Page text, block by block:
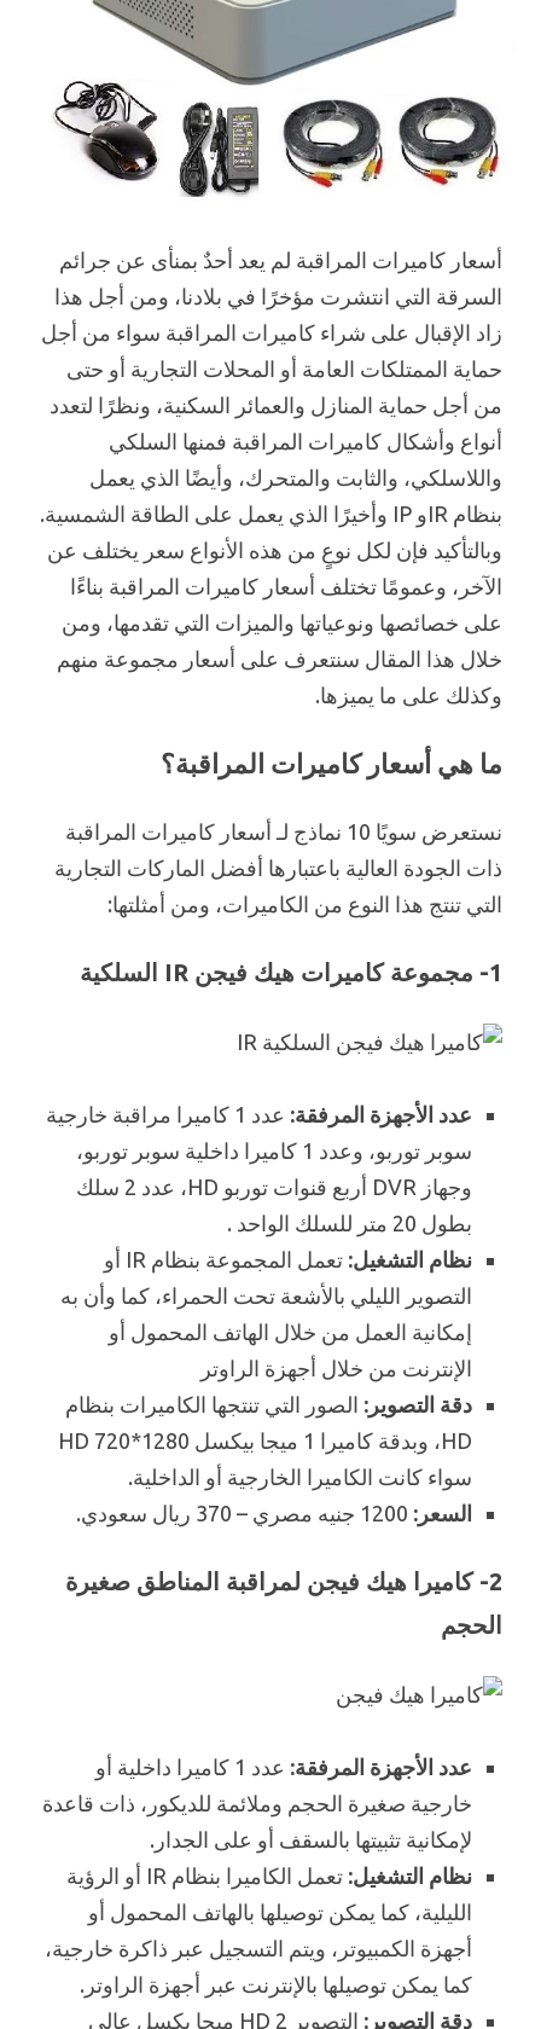
أسعار كاميرات المراقبة لم يعد أحدٌ بمنأى عن جرائم
السرقة التي انتشرت مؤخرًا في بلادنا، ومن أجل هذا
زاد الإقبال على شراء كاميرات المراقبة سواء من أجل
حماية الممتلكات العامة أو المحلات التجارية أو حتى
من أجل حماية المنازل والعمائر السكنية، ونظرًا لتعدد
أنواع وأشكال كاميرات المراقبة فمنها السلكي
واللاسلكي، والثابت والمتحرك، وأيضًا الذي يعمل
بنظام IRو IP وأخيرًا الذي يعمل على الطاقة الشمسية.
وبالتأكيد فإن لكل نوعٍ من هذه الأنواع سعر يختلف عن
الآخر، وعمومًا تختلف أسعار كاميرات المراقبة بناءًا
على خصائصها ونوعياتها والميزات التي تقدمها، ومن
خلال هذا المقال سنتعرف على أسعار مجموعة منهم
وكذلك على ما يميزها.
ما هي أسعار كاميرات المراقبة؟
نستعرض سويًا 10 نماذج لـ أسعار كاميرات المراقبة
ذات الجودة العالية باعتبارها أفضل الماركات التجارية
التي تنتج هذا النوع من الكاميرات، ومن أمثلتها:
1- مجموعة كاميرات هيك فيجن IR السلكية
عدد الأجهزة المرفقة:
عدد 1 كاميرا مراقبة خارجية
سوبر توربو، وعدد 1 كاميرا داخلية سوبر توربو،
وجهاز DVR أربع قنوات توربو HD، عدد 2 سلك
بطول 20 متر للسلك الواحد .
نظام التشغيل:
تعمل المجموعة بنظام IR أو
التصوير الليلي بالأشعة تحت الحمراء، كما وأن به
إمكانية العمل من خلال الهاتف المحمول أو
الإنترنت من خلال أجهزة الراوتر
دقة التصوير: الصور التي تنتجها الكاميرات بنظام
HD، وبدقة كاميرا 1 ميجا بيكسل 1280*720 HD
سواء كانت الكاميرا الخارجية أو الداخلية.
السعر: 1200 جنيه مصري – 370 ريال سعودي.
2- كاميرا هيك فيجن لمراقبة المناطق صغيرة
الحجم
عدد الأجهزة المرفقة:
عدد 1 كاميرا داخلية أو
خارجية صغيرة الحجم وملائمة للديكور، ذات قاعدة
لإمكانية تثبيتها بالسقف أو على الجدار.
نظام التشغيل:
تعمل الكاميرا بنظام IR أو الرؤية
الليلية، كما يمكن توصيلها بالهاتف المحمول أو
أجهزة الكمبيوتر، ويتم التسجيل عبر ذاكرة خارجية،
كما يمكن توصيلها بالإنترنت عبر أجهزة الراوتر.
دقة التصوير:
التصوير HD 2 ميجا بكسل عالي